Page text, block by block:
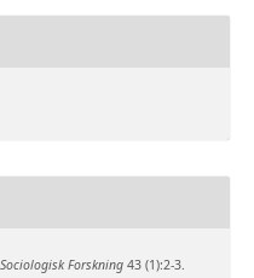
Sociologisk Forskning43 (1):2-3.